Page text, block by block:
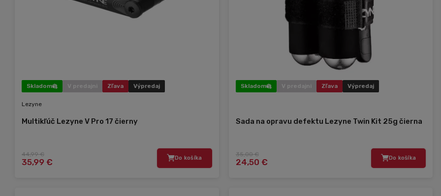
Skladom V predajni Zľava Výpredaj
Lezyne
Multikľúč Lezyne V Pro 17 čierny
44,99 €
35,99 € Do košíka
Skladom V predajni Zľava Výpredaj
Sada na opravu defektu Lezyne Twin Kit 25g čierna
35,00 €
24,50 € Do košíka